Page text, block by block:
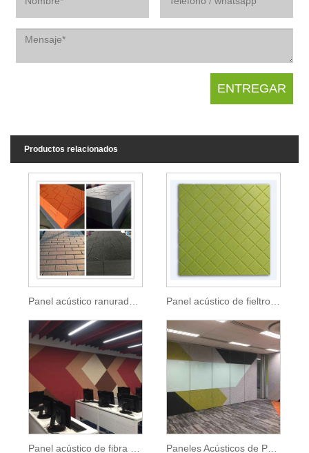
Productos relacionados